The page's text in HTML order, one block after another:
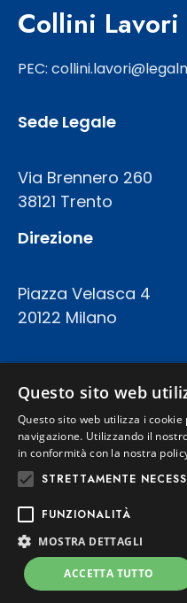
Collini Lavori
PEC:
Sede Legale
Via Brennero 260
38121 Trento
Direzione
Piazza Velasca 4
20122 Milano
CAPITALE SOCIALE: €
Privacy Policy
Cookie Policy
Powered byGraffti Web
Questo sito web
Questo sito web utilizza i
navigazione. Utilizzando il
in conformità con la nostra
STRETTAMENTE
FUNZIONALITÀ
MOSTRA DETTAGLI
ACCETTA TUTTO